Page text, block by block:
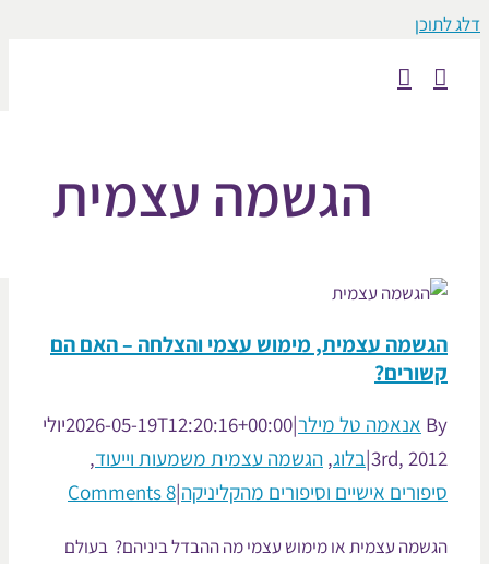
הגשמה עצמית
עצמית, מימוש עצמי והצלחה – האם הם
אנאמה טל מילר|
2026-05-19T12:20:16+00:00יולי
3rd,
|בלוג,הגשמה עצמית משמעות וייעוד,
אישיים וסיפורים מהקליניקה|
8 Comments
עצמית או מימוש עצמי מה ההבדל ביניהם? בעולם